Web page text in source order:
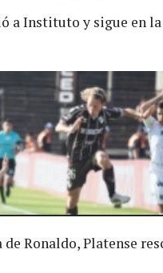
a Instituto y sigue en
Ronaldo, Platense